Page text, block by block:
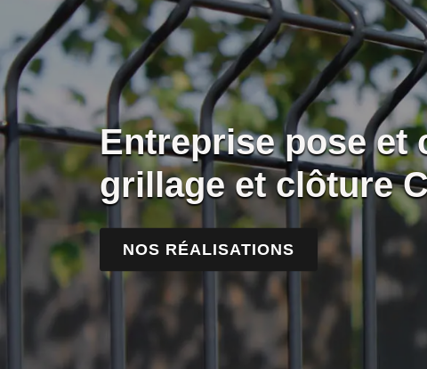
Entreprise pose et
grillage et clôture
NOS RÉALISATIONS